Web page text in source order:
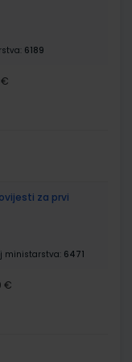
6189
€
za prvi
ministarstva: 6471
€